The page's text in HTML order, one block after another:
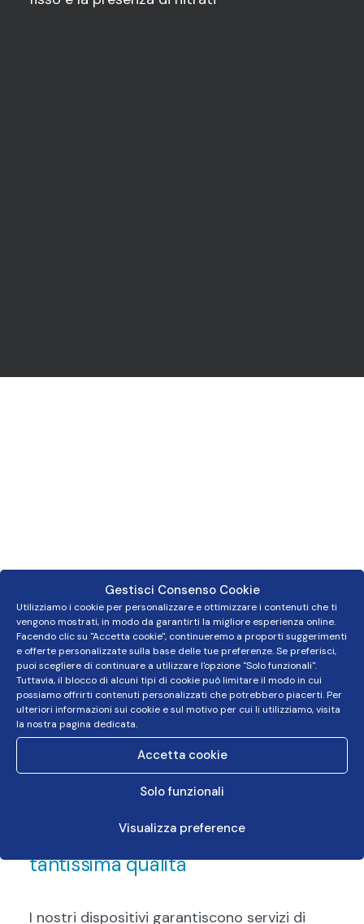
Gestisci Consenso Cookie
Utilizziamo i cookie per personalizzare e ottimizzare i contenuti che ti
vengono mostrati, in modo da garantirti la migliore esperienza online.
Facendo clic su "Accetta cookie", continueremo a proporti suggerimenti
e offerte personalizzate sulla base delle tue preferenze. Se preferisci,
puoi scegliere di continuare a utilizzare l'opzione "Solo funzionali".
Tuttavia, il blocco di alcuni tipi di cookie può limitare il modo in cui
possiamo offrirti contenuti personalizzati che potrebbero piacerti. Per
ulteriori informazioni sui cookie e sul motivo per cui li utilizziamo, visita
la nostra pagina dedicata.
Accetta cookie
Solo funzionali
Visualizza preference
Pochissima manutenzione,
tantissima qualità
I nostri dispositivi garantiscono servizi di